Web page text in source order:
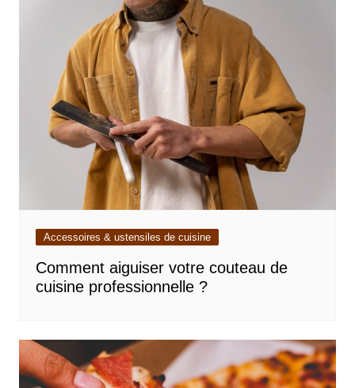
Accessoires & ustensiles de cuisine
Comment aiguiser votre couteau de
cuisine professionnelle ?